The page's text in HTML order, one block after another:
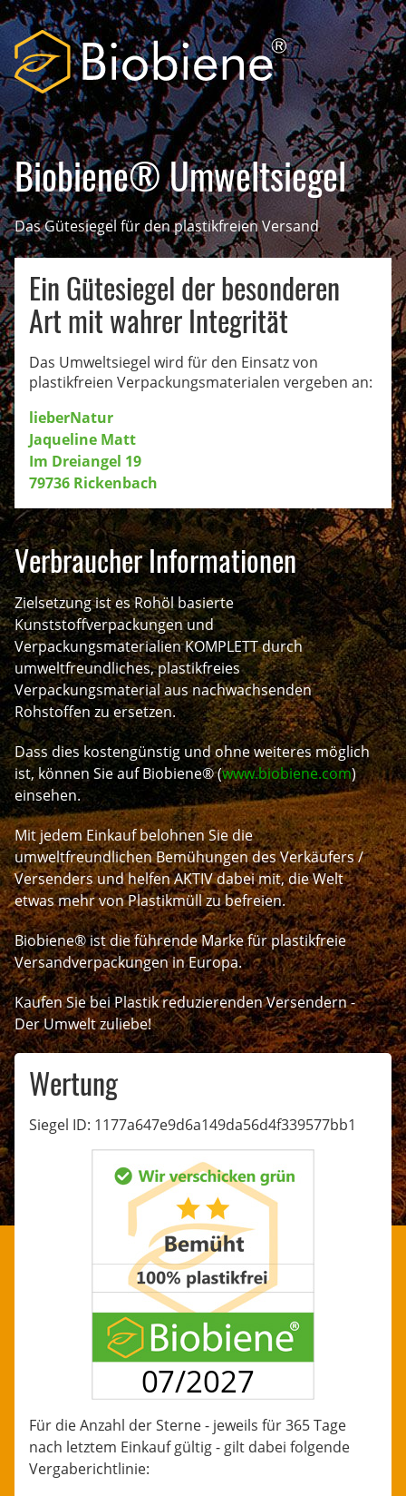
Biobiene® Umweltsiegel
Das Gütesiegel für den plastikfreien Versand
Ein Gütesiegel der besonderen
Art mit wahrer Integrität
Das Umweltsiegel wird für den Einsatz von
plastikfreien Verpackungsmaterialen vergeben an:
lieberNatur
Jaqueline Matt
Im Dreiangel 19
79736 Rickenbach
Verbraucher Informationen
Zielsetzung ist es Rohöl basierte
Kunststoffverpackungen und
Verpackungsmaterialien KOMPLETT durch
umweltfreundliches, plastikfreies
Verpackungsmaterial aus nachwachsenden
Rohstoffen zu ersetzen.
Dass dies kostengünstig und ohne weiteres möglich
ist, können Sie auf Biobiene® (www.biobiene.com)
einsehen.
Mit jedem Einkauf belohnen Sie die
umweltfreundlichen Bemühungen des Verkäufers /
Versenders und helfen AKTIV dabei mit, die Welt
etwas mehr von Plastikmüll zu befreien.
Biobiene® ist die führende Marke für plastikfreie
Versandverpackungen in Europa.
Kaufen Sie bei Plastik reduzierenden Versendern -
Der Umwelt zuliebe!
Wertung
Siegel ID: 1177a647e9d6a149da56d4f339577bb1
Für die Anzahl der Sterne - jeweils für 365 Tage
nach letztem Einkauf gültig - gilt dabei folgende
Vergaberichtlinie: